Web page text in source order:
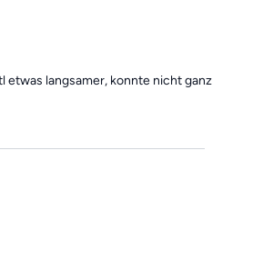
etwas langsamer, konnte nicht ganz